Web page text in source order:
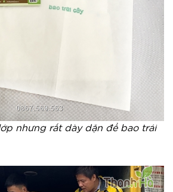
nhưng rất dày dặn để bao trái